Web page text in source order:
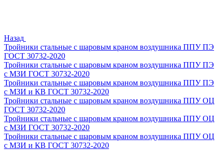
Назад
Тройники стальные с шаровым краном воздушника ППУ ПЭ
ГОСТ 30732-2020
Тройники стальные с шаровым краном воздушника ППУ ПЭ
с МЗИ ГОСТ 30732-2020
Тройники стальные с шаровым краном воздушника ППУ ПЭ
с МЗИ и КВ ГОСТ 30732-2020
Тройники стальные с шаровым краном воздушника ППУ ОЦ
ГОСТ 30732-2020
Тройники стальные с шаровым краном воздушника ППУ ОЦ
с МЗИ ГОСТ 30732-2020
Тройники стальные с шаровым краном воздушника ППУ ОЦ
с МЗИ и КВ ГОСТ 30732-2020